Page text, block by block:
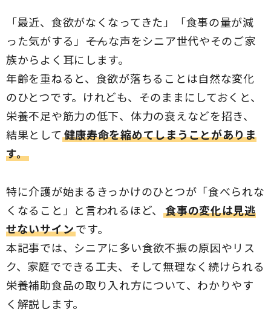
「最近、食欲がなくなってきた」「食事の量が減
った気がする」――そんな声をシニア世代やそのご家
族からよく耳にします。
年齢を重ねると、食欲が落ちることは自然な変化
のひとつです。けれども、そのままにしておくと、
栄養不足や筋力の低下、体力の衰えなどを招き、
結果として 健康寿命を縮めてしまうことがありま
す。
特に介護が始まるきっかけのひとつが「食べられな
くなること」と言われるほど、食事の変化は見逃
せないサインです。
本記事では、シニアに多い食欲不振の原因やリス
ク、家庭でできる工夫、そして無理なく続けられる
栄養補助食品の取り入れ方について、わかりやす
く解説します。